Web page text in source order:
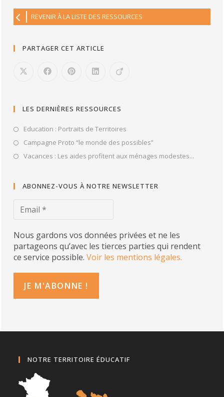
REVENIR À LA LISTE DES RESSOURCES
PARTAGER CET ARTICLE
LES DERNIÈRES RESSOURCES
Education : Portraits de Territoires
Campagne Proto “le monde des possibles”
Vacances : Les aides profitent aux ménages modestes...
ABONNEZ-VOUS À NOTRE NEWSLETTER
Nous gardons vos données privées et ne les
partageons qu’avec les tierces parties qui rendent
ce service possible.Voir les mentions légales.
NOTRE TERRITOIRE ÉDUCATIF